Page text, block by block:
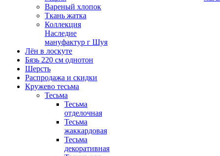
Вареный хлопок
Ткань жатка
Коллекция
Наследие
мануфактур г Шуя
Лён в лоскуте
Бязь 220 см однотон
Шерсть
Распродажа и скидки
Кружево тесьма
Тесьма
Тесьма
отделочная
Тесьма
жаккардовая
Тесьма
декоративная